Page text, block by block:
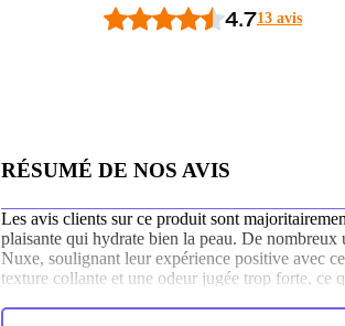
4.713 avis
RÉSUMÉ DE NOS AVIS
Les avis clients sur ce produit sont
plaisante qui hydrate bien la peau. De
Nuxe, soulignant leur expérience positive avec
texture collante et une odeur jugée trop forte, ce
Généré par l’IA à partir du texte des commentaires